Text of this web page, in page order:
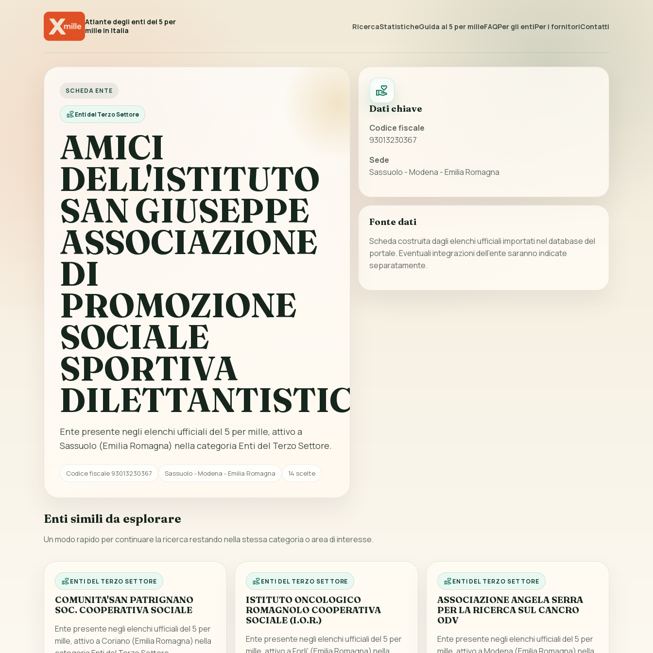
Atlante degli enti del 5 per
mille in Italia
RicercaStatisticheGuida al 5 per milleFAQPer gli entiPer i fornitoriContatti
SCHEDA ENTE
Enti del Terzo Settore
AMICI
DELL'ISTITUTO
SAN GIUSEPPE
ASSOCIAZIONE
DI
PROMOZIONE
SOCIALE
SPORTIVA
DILETTANTISTICA
Ente presente negli elenchi ufficiali del 5 per mille, attivo a
Sassuolo (Emilia Romagna) nella categoria Enti del Terzo Settore.
Codice fiscale 93013230367 Sassuolo - Modena - Emilia Romagna 14 scelte
Dati chiave
Codice fiscale
93013230367
Sede
Sassuolo - Modena - Emilia Romagna
Fonte dati
Scheda costruita dagli elenchi ufficiali importati nel database del
portale. Eventuali integrazioni dell’ente saranno indicate
separatamente.
Enti simili da esplorare
Un modo rapido per continuare la ricerca restando nella stessa categoria o area di interesse.
ENTI DEL TERZO SETTORE
COMUNITA'SAN PATRIGNANO
SOC. COOPERATIVA SOCIALE
Ente presente negli elenchi ufficiali del 5 per
mille, attivo a Coriano (Emilia Romagna) nella
ENTI DEL TERZO SETTORE
ISTITUTO ONCOLOGICO
ROMAGNOLO COOPERATIVA
SOCIALE (I.O.R.)
Ente presente negli elenchi ufficiali del 5 per
ENTI DEL TERZO SETTORE
ASSOCIAZIONE ANGELA SERRA
PER LA RICERCA SUL CANCRO
ODV
Ente presente negli elenchi ufficiali del 5 per